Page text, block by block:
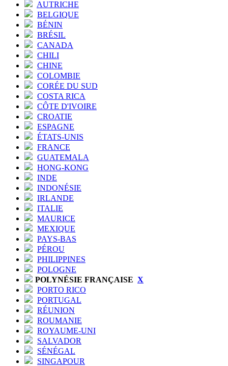
AUTRICHE
BELGIQUE
BÉNIN
BRÉSIL
CANADA
CHILI
CHINE
COLOMBIE
CORÉE DU SUD
COSTA RICA
CÔTE D'IVOIRE
CROATIE
ESPAGNE
ÉTATS-UNIS
FRANCE
GUATEMALA
HONG-KONG
INDE
INDONÉSIE
IRLANDE
ITALIE
MAURICE
MEXIQUE
PAYS-BAS
PÉROU
PHILIPPINES
POLOGNE
POLYNÉSIE FRANÇAISE X
PORTO RICO
PORTUGAL
RÉUNION
ROUMANIE
ROYAUME-UNI
SALVADOR
SÉNÉGAL
SINGAPOUR